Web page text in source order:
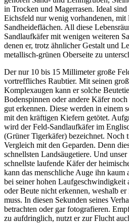
in Trocken und Magerrasen. Ideal
Eichsfeld nur wenig vorhandenen, mit
Sandheideflächen. All diese
Sandlaufkäfer mit wenigen weiteren
denen er, trotz ähnlicher Gestalt und
metallisch-grünen Oberseite zu
Der nur 10 bis 15 Millimeter große
vortreffliches Raubtier. Mit seinen
Komplexaugen kann er solche
Bodenspinnen oder andere Käfer
gut erkennen. Diese werden in einem
mit den kräftigen Kiefern getötet.
wird der Feld-Sandlaufkäfer im
(Grüner Tigerkäfer) bezeichnet. Noch
Vergleich mit den Geparden. Denn
schnellsten Landsäugetiere. Und
schnellste laufende Käfer der
kann das menschliche Auge ihn kaum
bei seiner hohen Laufgeschwindigkeit
oder Beute nicht erkennen, weshalb
muss. In diesen Sekunden seines
betrachten oder gar fotografieren.
zu aufdringlich, nutzt er zur Flucht